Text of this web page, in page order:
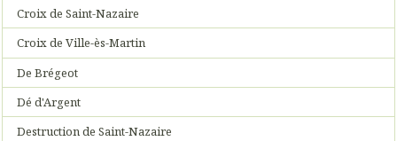
Croix de Saint-Nazaire
Croix de Ville-ès-Martin
De Brégeot
Dé d'Argent
Destruction de Saint-Nazaire